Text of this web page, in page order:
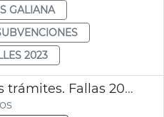
GALIANA
2023
Términos diferentes trámites. Fallas 2023